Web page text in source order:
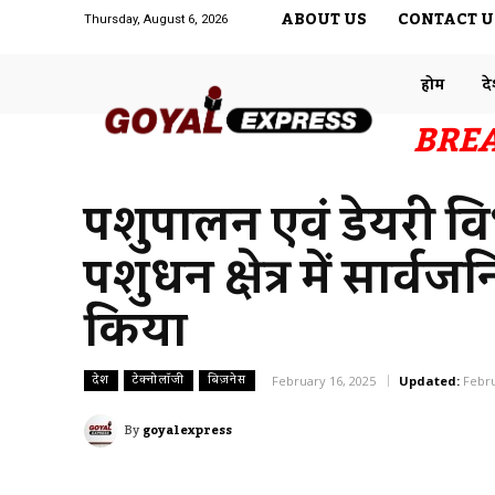
Thursday, August 6, 2026 ABOUT US CONTACT
होम
पशुपालन एवं डेयरी
पशुधन क्षेत्र में
किया
देश टेक्नोलॉजी बिज़नेस February 16, 2025 Updated:
Bygoyalexpress